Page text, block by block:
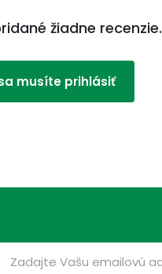
žiadne recenzie.
musíte prihlásiť